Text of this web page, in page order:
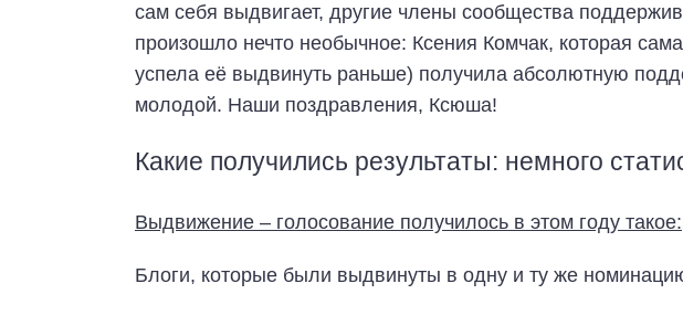
сам себя выдвигает, другие члены сообщества
произошло нечто необычное: Ксения Комчак, которая
успела её выдвинуть раньше) получила абсолютную
молодой. Наши поздравления, Ксюша!
Какие получились результаты: немного
Выдвижение – голосование получилось в этом году такое:
Блоги, которые были выдвинуты в одну и ту же